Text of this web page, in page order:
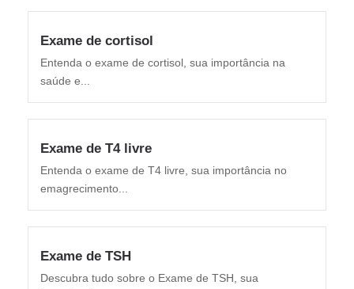
Exame de cortisol
Entenda o exame de cortisol, sua importância na
saúde e...
Exame de T4 livre
Entenda o exame de T4 livre, sua importância no
emagrecimento...
Exame de TSH
Descubra tudo sobre o Exame de TSH, sua